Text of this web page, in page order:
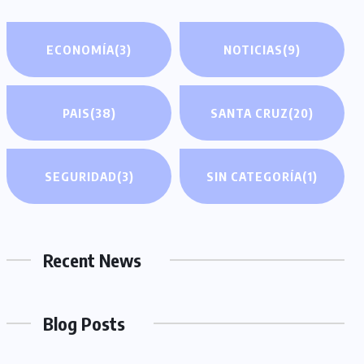
ECONOMÍA(3) NOTICIAS(9)
PAIS(38) SANTA CRUZ(20)
SEGURIDAD(3) SIN CATEGORÍA(1)
Recent News
Blog Posts